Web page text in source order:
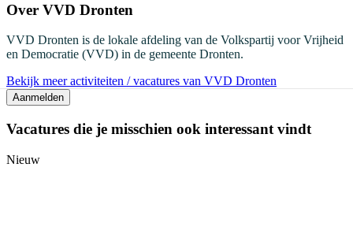
Over VVD Dronten
VVD Dronten is de lokale afdeling van de Volkspartij voor Vrijheid
en Democratie (VVD) in de gemeente Dronten.
Bekijk meer activiteiten / vacatures van VVD Dronten
Aanmelden
Vacatures die je misschien ook interessant vindt
Nieuw